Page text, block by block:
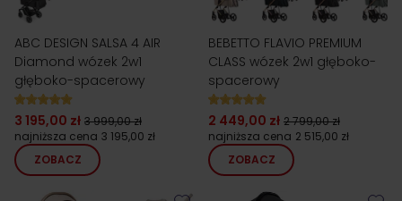
ABC DESIGN SALSA 4 AIR
Diamond wózek 2w1
głęboko-spacerowy
3 195,00 zł 3 999,00 zł
najniższa cena 3 195,00 zł
ZOBACZ
BEBETTO FLAVIO PREMIUM
CLASS wózek 2w1 głęboko-
spacerowy
2 449,00 zł 2 799,00 zł
najniższa cena 2 515,00 zł
ZOBACZ